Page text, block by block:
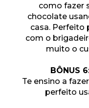
como fazer
chocolate
casa. Perfeito
com o
muito o
BÔNUS
Te ensino a
perfeito